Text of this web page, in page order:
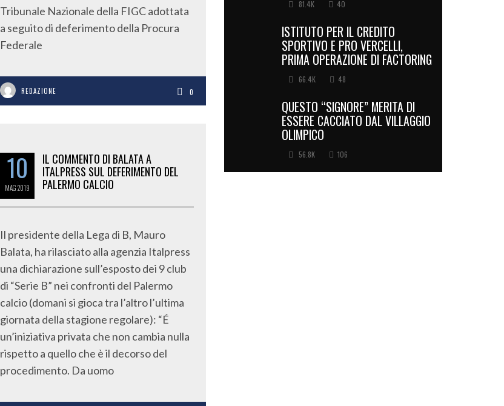
Tribunale Nazionale della FIGC adottata
a seguito di deferimento della Procura
Federale
REDAZIONE 0
10
MAG2019
IL COMMENTO DI BALATA A
ITALPRESS SUL DEFERIMENTO DEL
PALERMO CALCIO
Il presidente della Lega di B, Mauro
Balata, ha rilasciato alla agenzia Italpress
una dichiarazione sull’esposto dei 9 club
di “Serie B” nei confronti del Palermo
calcio (domani si gioca tra l’altro l’ultima
giornata della stagione regolare): “É
un’iniziativa privata che non cambia nulla
rispetto a quello che è il decorso del
procedimento. Da uomo
81.4K 40
ISTITUTO PER IL CREDITO
SPORTIVO E PRO VERCELLI,
PRIMA OPERAZIONE DI FACTORING
66.4K 48
QUESTO “SIGNORE” MERITA DI
ESSERE CACCIATO DAL VILLAGGIO
OLIMPICO
56.8K 106